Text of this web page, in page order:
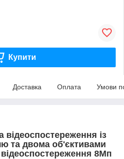
Купити
Доставка Оплата Умови
відеоспостереження із
та двома об'єктивами
8Мп